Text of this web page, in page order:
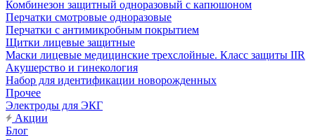
Комбинезон защитный одноразовый с капюшоном
Перчатки смотровые одноразовые
Перчатки с антимикробным покрытием
Щитки лицевые защитные
Маски лицевые медицинские трехслойные. Класс защиты IIR
Акушерство и гинекология
Набор для идентификации новорожденных
Прочее
Электроды для ЭКГ
Акции
Блог